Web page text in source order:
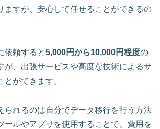
ますが、安心して任せることができるの
依頼すると5,000円から10,000円程度の
が、出張サービスや高度な技術によるサ
ができます。
られるのは自分でデータ移行を行う方法
ールやアプリを使用することで、費用を